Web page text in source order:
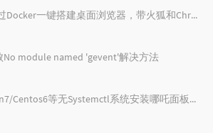
t
m
n
m
l
Linux系统通过Docker一键搭建桌面浏览器，带火狐和Chrome浏览器
module named 'gevent'解决方法
Alpine/Debian7/Centos6等无Systemctl系统安装哪吒面板的探针